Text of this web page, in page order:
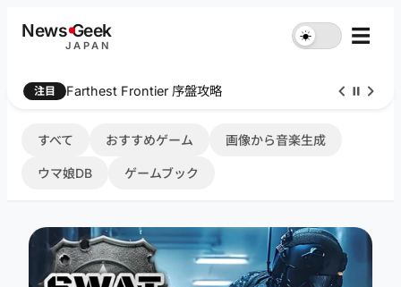
NewsGeek
JAPAN
☀︎ ☰
注目 Farthest Frontier 序盤攻略
すべて おすすめゲーム 画像から音楽生成
ウマ娘DB ゲームブック